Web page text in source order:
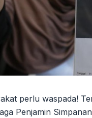
perlu waspada!
Penjamin